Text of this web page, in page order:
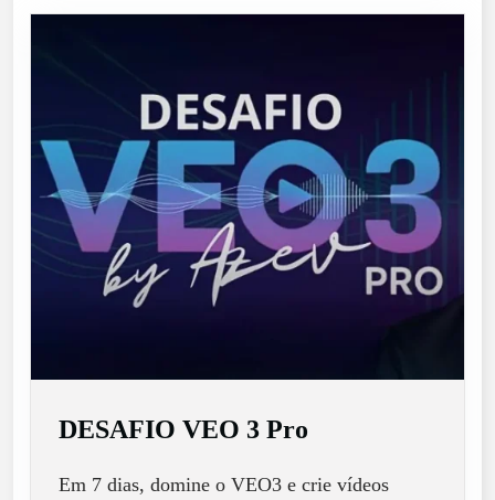
DESAFIO VEO 3 Pro
Em 7 dias, domine o VEO3 e crie vídeos